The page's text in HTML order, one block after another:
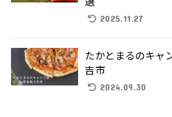
2025.11.27
たかとまるのキャ
吉市
2024.09.30